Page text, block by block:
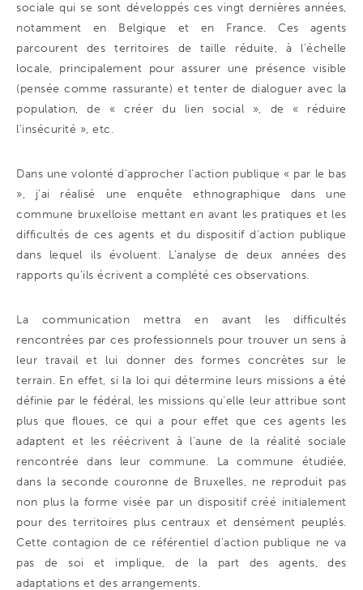
sociale qui se sont développés ces vingt dernières années,
notamment en Belgique et en France. Ces agents
parcourent des territoires de taille réduite, à l’échelle
locale, principalement pour assurer une présence visible
(pensée comme rassurante) et tenter de dialoguer avec la
population, de « créer du lien social », de « réduire
l’insécurité », etc.
Dans une volonté d’approcher l’action publique « par le bas
», j’ai réalisé une enquête ethnographique dans une
commune bruxelloise mettant en avant les pratiques et les
difficultés de ces agents et du dispositif d’action publique
dans lequel ils évoluent. L’analyse de deux années des
rapports qu’ils écrivent a complété ces observations.
La communication mettra en avant les difficultés
rencontrées par ces professionnels pour trouver un sens à
leur travail et lui donner des formes concrètes sur le
terrain. En effet, si la loi qui détermine leurs missions a été
définie par le fédéral, les missions qu’elle leur attribue sont
plus que floues, ce qui a pour effet que ces agents les
adaptent et les réécrivent à l’aune de la réalité sociale
rencontrée dans leur commune. La commune étudiée,
dans la seconde couronne de Bruxelles, ne reproduit pas
non plus la forme visée par un dispositif créé initialement
pour des territoires plus centraux et densément peuplés.
Cette contagion de ce référentiel d’action publique ne va
pas de soi et implique, de la part des agents, des
adaptations et des arrangements.